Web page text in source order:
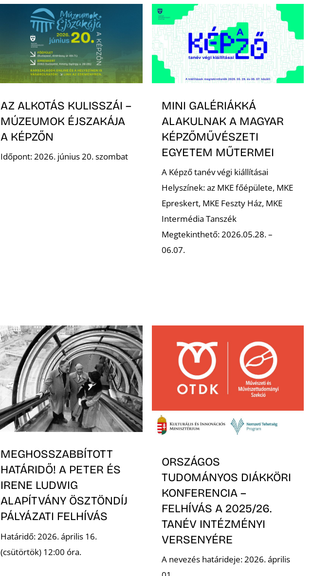
AZ ALKOTÁS KULISSZÁI –
MÚZEUMOK ÉJSZAKÁJA
A KÉPZŐN
Időpont: 2026. június 20. szombat
MINI GALÉRIÁKKÁ
ALAKULNAK A MAGYAR
KÉPZŐMŰVÉSZETI
EGYETEM MŰTERMEI
A Képző tanév végi kiállításai
Helyszínek: az MKE főépülete, MKE
Epreskert, MKE Feszty Ház, MKE
Intermédia Tanszék
Megtekinthető: 2026.05.28. –
06.07.
MEGHOSSZABBÍTOTT
HATÁRIDŐ! A PETER ÉS
IRENE LUDWIG
ALAPÍTVÁNY ÖSZTÖNDÍJ
PÁLYÁZATI FELHÍVÁS
Határidő: 2026. április 16.
(csütörtök) 12:00 óra.
ORSZÁGOS
TUDOMÁNYOS DIÁKKÖRI
KONFERENCIA –
FELHÍVÁS A 2025/26.
TANÉV INTÉZMÉNYI
VERSENYÉRE
A nevezés határideje: 2026. április